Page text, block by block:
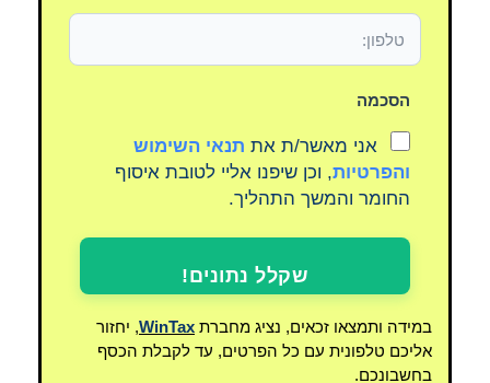
הסכמה
אני מאשר/ת את תנאי השימוש
והפרטיות, וכן שיפנו אליי לטובת איסוף
החומר והמשך התהליך.
שקלל נתונים!
במידה ותמצאו זכאים, נציג מחברת WinTax, יחזור
אליכם טלפונית עם כל הפרטים, עד לקבלת הכסף
בחשבונכם.